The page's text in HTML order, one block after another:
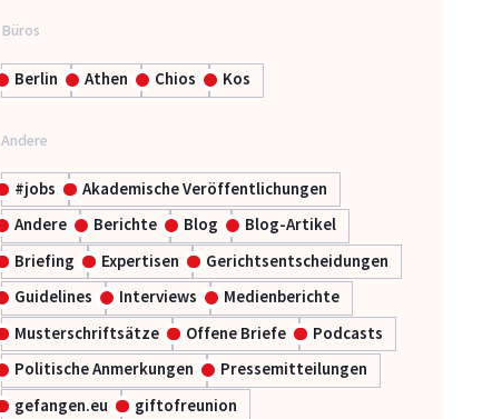
Büros
Berlin Athen Chios Kos
Andere
#jobs
Akademische Veröffentlichungen
Andere
Berichte Blog
Blog-Artikel
Briefing
Expertisen
Gerichtsentscheidungen
Guidelines
Interviews
Medienberichte
Musterschriftsätze
Offene Briefe
Podcasts
Politische Anmerkungen
Pressemitteilungen
gefangen.eu
giftofreunion